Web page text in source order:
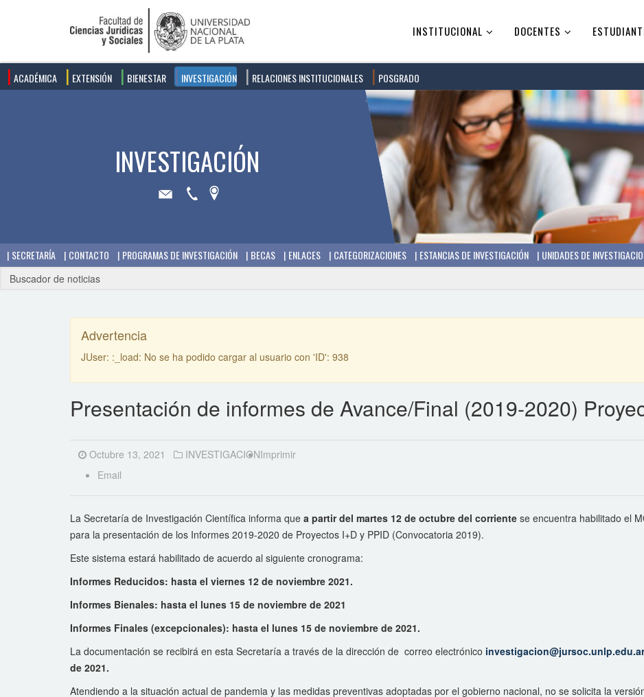
INSTITUCIONAL DOCENTES
ACADÉMICA EXTENSIÓN BIENESTAR INVESTIGACIÓN RELACIONES INSTITUCIONALES POSGRADO
SECRETARÍA CONTACTO PROGRAMAS DE INVESTIGACIÓN BECAS ENLACES CATEGORIZACIONES ESTANCIAS DE INVESTIGACIÓN UNIDADES DE
Advertencia
JUser: :_load: No se ha podido cargar al usuario con 'ID': 938
Presentación de informes de Avance/Final (2019-2020)
Octubre 13, 2021 INVESTIGACIONImprimir
Email
La Secretaría de Investigación Científica informa que a partir del martes 12 de octubre del corriente se encuentra habilitado el
para la presentación de los Informes 2019-2020 de Proyectos I+D y PPID (Convocatoria 2019).
Este sistema estará habilitado de acuerdo al siguiente cronograma:
Informes Reducidos: hasta el viernes 12 de noviembre 2021.
Informes Bienales: hasta el lunes 15 de noviembre de 2021
Informes Finales (excepcionales): hasta el lunes 15 de noviembre de 2021.
La documentación se recibirá en esta Secretaría a través de la dirección de correo electrónico investigacion@jursoc.unlp.edu.ar
de 2021.
Atendiendo a la situación actual de pandemia y las medidas preventivas adoptadas por el gobierno nacional, no se solicita la